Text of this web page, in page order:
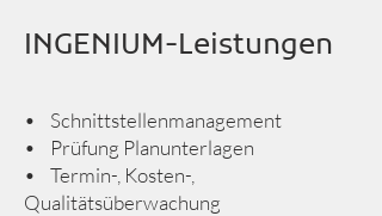
INGENIUM-Leistungen
• Schnittstellenmanagement
• Prüfung Planunterlagen
• Termin-, Kosten-,
Qualitätsüberwachung